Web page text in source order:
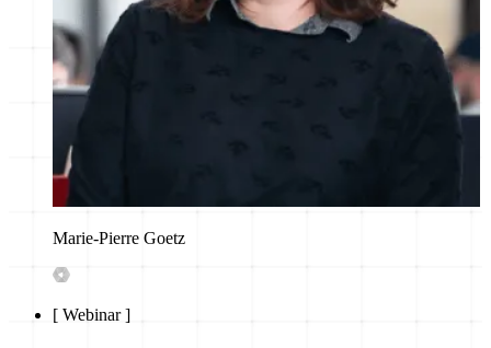
Marie-Pierre Goetz
[ Webinar]